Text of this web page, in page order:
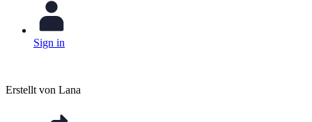
Sign in
Erstellt von Lana